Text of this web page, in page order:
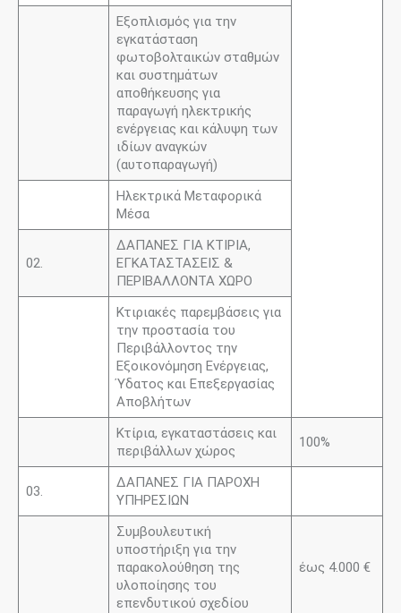
Εξοπλισμός για την
εγκατάσταση
φωτοβολταικών σταθμών
και συστημάτων
αποθήκευσης για
παραγωγή ηλεκτρικής
ενέργειας και κάλυψη των
ιδίων αναγκών
(αυτοπαραγωγή)
Ηλεκτρικά Μεταφορικά
Μέσα
02.
ΔΑΠΑΝΕΣ ΓΙΑ ΚΤΙΡΙΑ,
ΕΓΚΑΤΑΣΤΑΣΕΙΣ &
ΠΕΡΙΒΑΛΛΟΝΤΑ ΧΩΡΟ
Κτιριακές παρεμβάσεις για
την προστασία του
Περιβάλλοντος την
Εξοικονόμηση Ενέργειας,
Ύδατος και Επεξεργασίας
Αποβλήτων
Κτίρια, εγκαταστάσεις και
περιβάλλων χώρος
100%
03.
ΔΑΠΑΝΕΣ ΓΙΑ ΠΑΡΟΧΗ
ΥΠΗΡΕΣΙΩΝ
Συμβουλευτική
υποστήριξη για την
παρακολούθηση της
υλοποίησης του
επενδυτικού σχεδίου
έως 4.000 €